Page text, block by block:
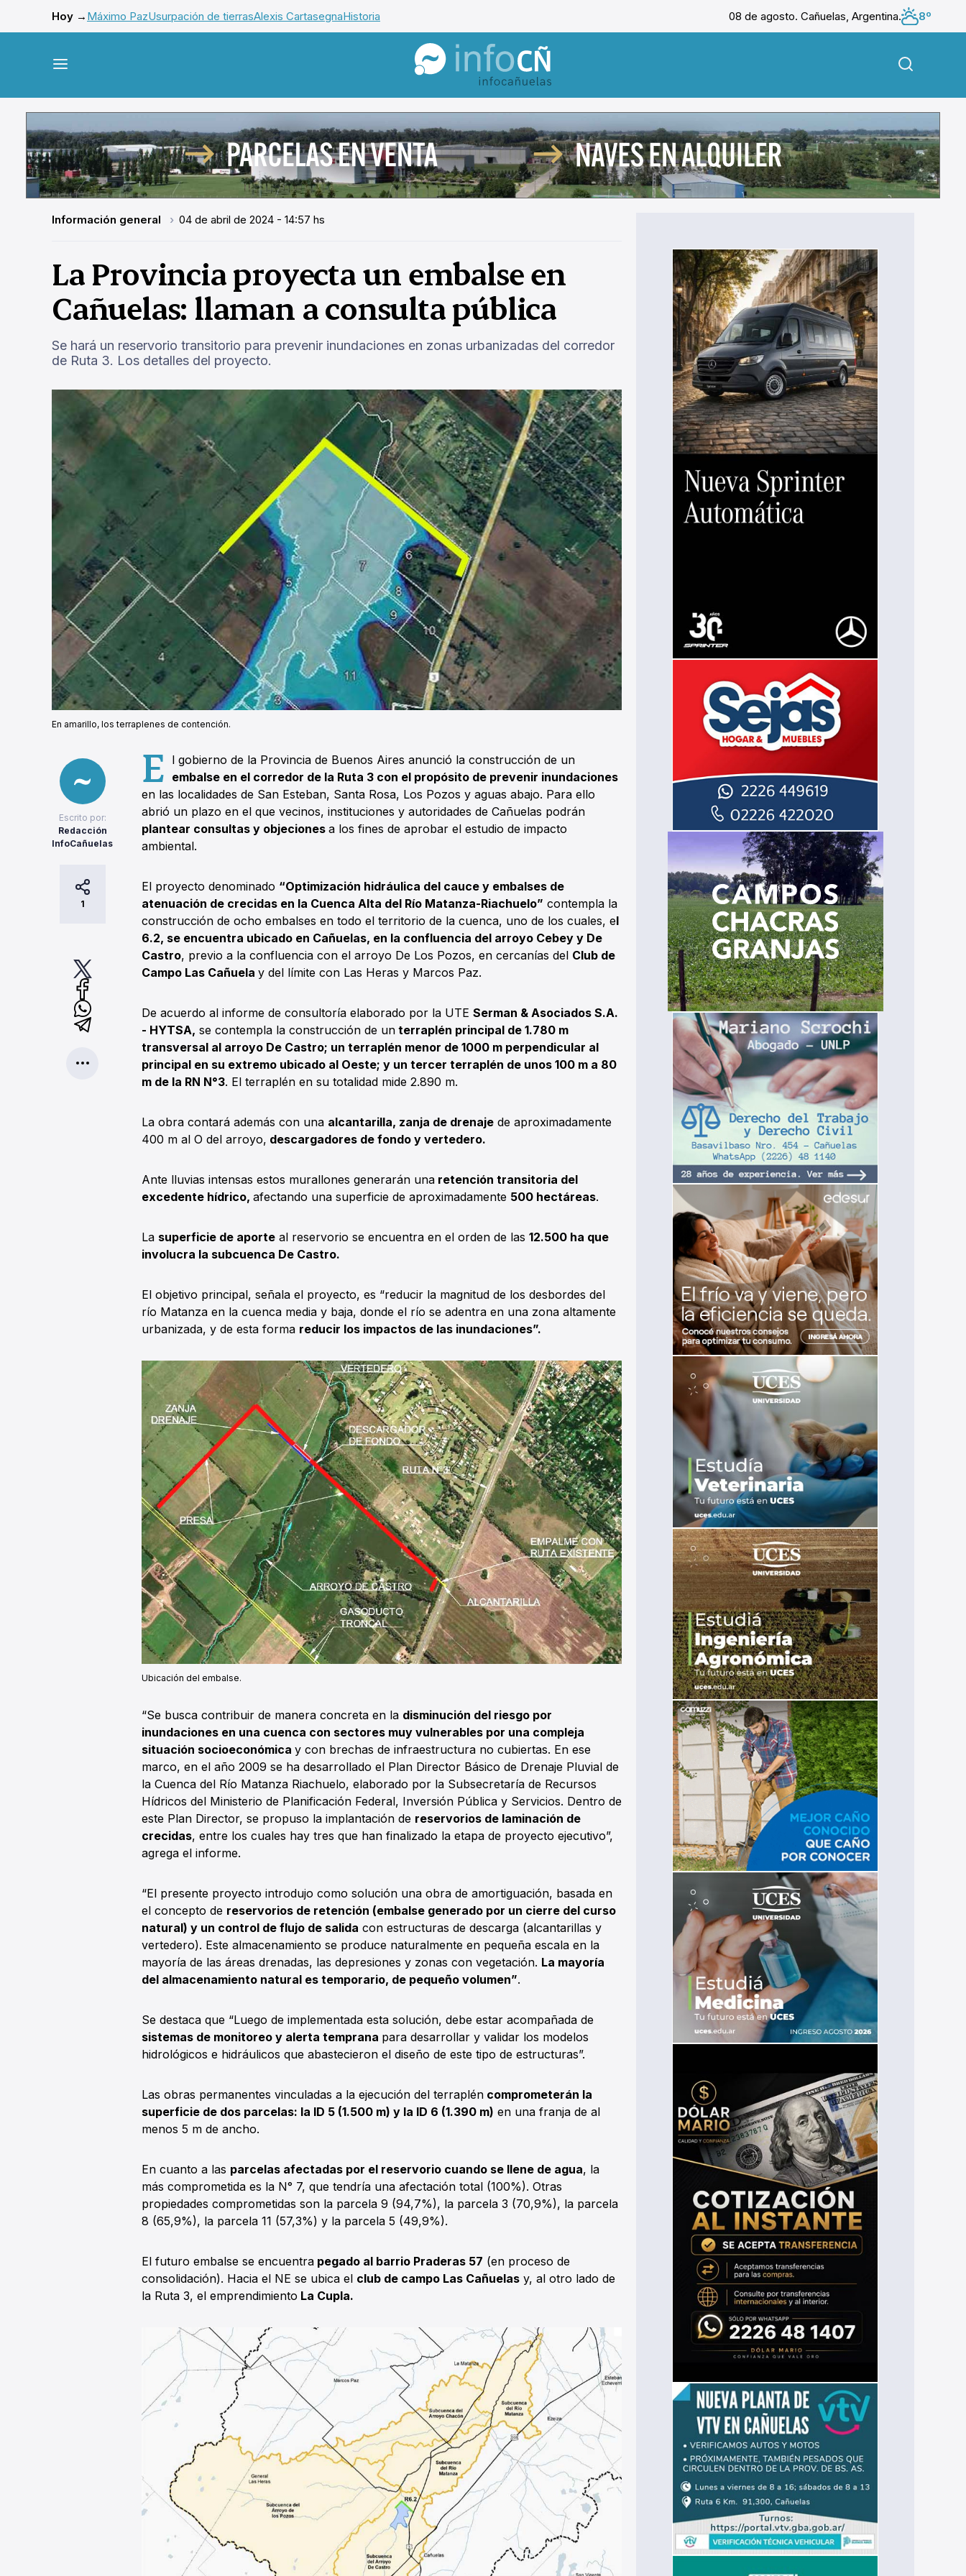
Hoy → Máximo PazUsurpación de tierrasAlexis CartasegnaHistoria 08 de agosto. Cañuelas, Argentina.
8º
InfoCañuelas
Información general 04 de abril de 2024 - 14:57 hs
La Provincia proyecta un embalse en
Cañuelas: llaman a consulta pública
Se hará un reservorio transitorio para prevenir inundaciones en zonas urbanizadas del corredor
de Ruta 3. Los detalles del proyecto.
En amarillo, los terraplenes de contención.
Escrito por:
Redacción
InfoCañuelas
1
E l gobierno de la Provincia de Buenos Aires anunció la construcción de un
embalse en el corredor de la Ruta 3 con el propósito de prevenir inundaciones
en las localidades de San Esteban, Santa Rosa, Los Pozos y aguas abajo. Para ello
abrió un plazo en el que vecinos, instituciones y autoridades de Cañuelas podrán
plantear consultas y objeciones a los fines de aprobar el estudio de impacto
ambiental.
El proyecto denominado “Optimización hidráulica del cauce y embalses de
atenuación de crecidas en la Cuenca Alta del Río Matanza-Riachuelo” contempla la
construcción de ocho embalses en todo el territorio de la cuenca, uno de los cuales, el
6.2, se encuentra ubicado en Cañuelas, en la confluencia del arroyo Cebey y De
Castro, previo a la confluencia con el arroyo De Los Pozos, en cercanías del Club de
Campo Las Cañuela y del límite con Las Heras y Marcos Paz.
De acuerdo al informe de consultoría elaborado por la UTE Serman & Asociados S.A.
- HYTSA, se contempla la construcción de un terraplén principal de 1.780 m
transversal al arroyo De Castro; un terraplén menor de 1000 m perpendicular al
principal en su extremo ubicado al Oeste; y un tercer terraplén de unos 100 m a 80
m de la RN N°3. El terraplén en su totalidad mide 2.890 m.
La obra contará además con una alcantarilla, zanja de drenaje de aproximadamente
400 m al O del arroyo, descargadores de fondo y vertedero.
Ante lluvias intensas estos murallones generarán una retención transitoria del
excedente hídrico, afectando una superficie de aproximadamente 500 hectáreas.
La superficie de aporte al reservorio se encuentra en el orden de las 12.500 ha que
involucra la subcuenca De Castro.
El objetivo principal, señala el proyecto, es “reducir la magnitud de los desbordes del
río Matanza en la cuenca media y baja, donde el río se adentra en una zona altamente
urbanizada, y de esta forma reducir los impactos de las inundaciones”.
Ubicación del embalse.
“Se busca contribuir de manera concreta en la disminución del riesgo por
inundaciones en una cuenca con sectores muy vulnerables por una compleja
situación socioeconómica y con brechas de infraestructura no cubiertas. En ese
marco, en el año 2009 se ha desarrollado el Plan Director Básico de Drenaje Pluvial de
la Cuenca del Río Matanza Riachuelo, elaborado por la Subsecretaría de Recursos
Hídricos del Ministerio de Planificación Federal, Inversión Pública y Servicios. Dentro de
este Plan Director, se propuso la implantación de reservorios de laminación de
crecidas, entre los cuales hay tres que han finalizado la etapa de proyecto ejecutivo”,
agrega el informe.
“El presente proyecto introdujo como solución una obra de amortiguación, basada en
el concepto de reservorios de retención (embalse generado por un cierre del curso
natural) y un control de flujo de salida con estructuras de descarga (alcantarillas y
vertedero). Este almacenamiento se produce naturalmente en pequeña escala en la
mayoría de las áreas drenadas, las depresiones y zonas con vegetación. La mayoría
del almacenamiento natural es temporario, de pequeño volumen”.
Se destaca que “Luego de implementada esta solución, debe estar acompañada de
sistemas de monitoreo y alerta temprana para desarrollar y validar los modelos
hidrológicos e hidráulicos que abastecieron el diseño de este tipo de estructuras”.
Las obras permanentes vinculadas a la ejecución del terraplén comprometerán la
superficie de dos parcelas: la ID 5 (1.500 m) y la ID 6 (1.390 m) en una franja de al
menos 5 m de ancho.
En cuanto a las parcelas afectadas por el reservorio cuando se llene de agua, la
más comprometida es la N° 7, que tendría una afectación total (100%). Otras
propiedades comprometidas son la parcela 9 (94,7%), la parcela 3 (70,9%), la parcela
8 (65,9%), la parcela 11 (57,3%) y la parcela 5 (49,9%).
El futuro embalse se encuentra pegado al barrio Praderas 57 (en proceso de
consolidación). Hacia el NE se ubica el club de campo Las Cañuelas y, al otro lado de
la Ruta 3, el emprendimiento La Cupla.